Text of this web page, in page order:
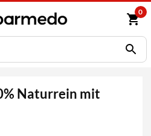
0
Naturrein mit